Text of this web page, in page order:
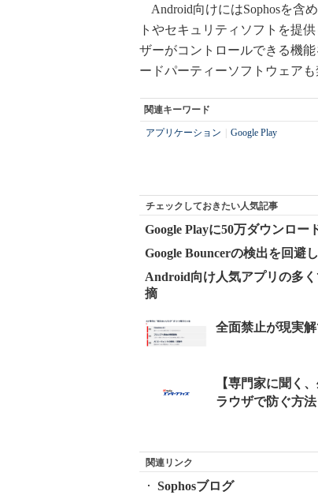
Android向けにはSophosを含
トやセキュリティソフトを提
ザーがコントロールできる機
ードパーティーソフトウェア
関連キーワード
アプリケーション Google Play
チェックしておきたい人気記事
Google Playに50万ダウンロ
Google Bouncerの検出を回避
Android向け人気アプリの多
摘
関連リンク
Sophosブログ